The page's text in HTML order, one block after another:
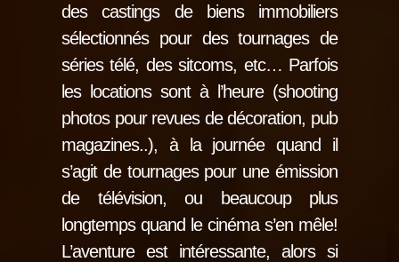
des castings de biens immobiliers
sélectionnés pour des tournages de
séries télé, des sitcoms, etc… Parfois
les locations sont à l’heure (shooting
photos pour revues de décoration, pub
magazines..), à la journée quand il
s’agit de tournages pour une émission
de télévision, ou beaucoup plus
longtemps quand le cinéma s’en mêle!
L’aventure est intéressante, alors si